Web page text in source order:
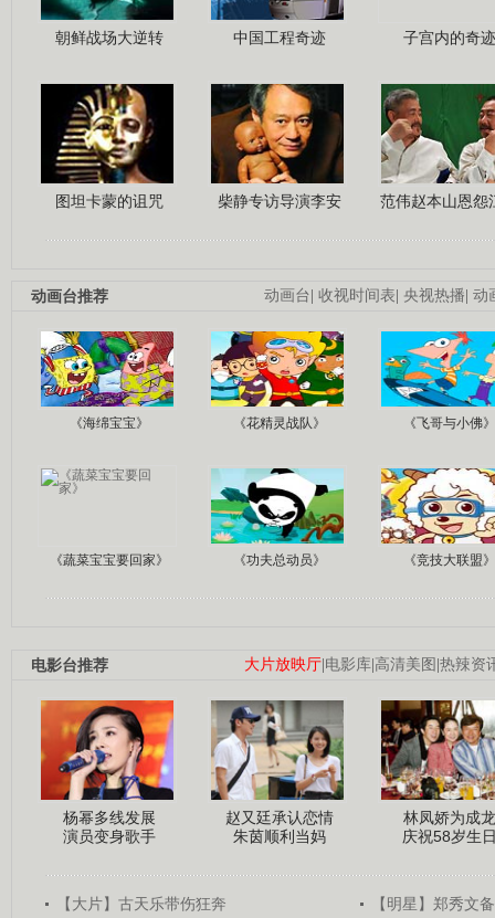
朝鲜战场大逆转 中国工程奇迹 子宫内的奇迹
图坦卡蒙的诅咒 柴静专访导演李安 范伟赵本山恩怨
动画台| 收视时间表| 央视热播| 动
动画台推荐
《海绵宝宝》 《花精灵战队》 《飞哥与小佛》
《蔬菜宝宝要回家》 《功夫总动员》 《竞技大联盟》
大片放映厅|电影库|高清美图 |热辣资
电影台推荐
杨幂多线发展
演员变身歌手
赵又廷承认恋情
朱茵顺利当妈
林凤娇为成龙
庆祝58岁生
【大片】古天乐带伤狂奔
【明星】郑秀文